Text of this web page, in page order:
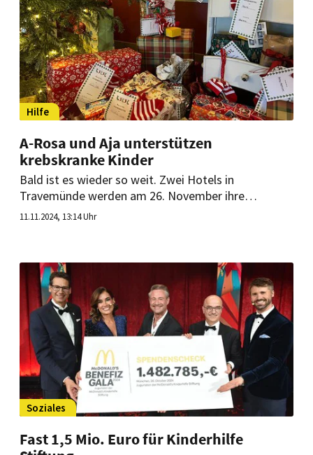
Hilfe
A-Rosa und Aja unterstützen
krebskranke Kinder
Bald ist es wieder so weit. Zwei Hotels in
Travemünde werden am 26. November ihre
Wunschbäume aufstellen. Diese werden
aussuchen und einem kleinen Patienten und seiner
Familie ein wenig Glück schenken.
11.11.2024, 13:14 Uhr
Soziales
Fast 1,5 Mio. Euro für Kinderhilfe